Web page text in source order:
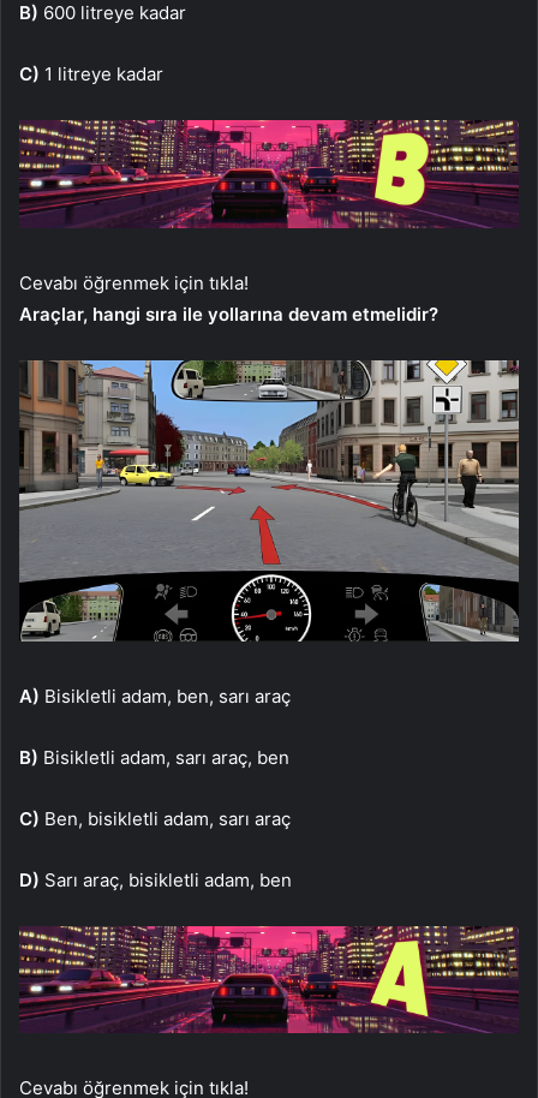
B) 600 litreye kadar
C) 1 litreye kadar
Cevabı öğrenmek için tıkla!
Araçlar, hangi sıra ile yollarına devam etmelidir?
A) Bisikletli adam, ben, sarı araç
B) Bisikletli adam, sarı araç, ben
C) Ben, bisikletli adam, sarı araç
D) Sarı araç, bisikletli adam, ben
Cevabı öğrenmek için tıkla!